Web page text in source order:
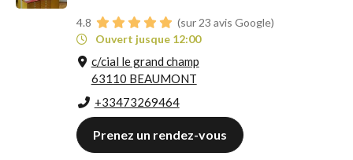
4.8
(sur 23 avis Google)
Ouvert jusque 12:00
c/cial le grand champ
63110 BEAUMONT
+33473269464
Prenez un rendez-vous